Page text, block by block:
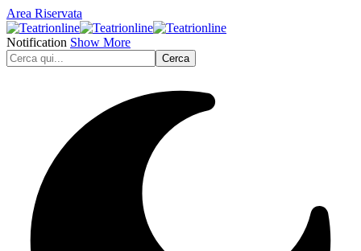
Area Riservata
Notification Show More